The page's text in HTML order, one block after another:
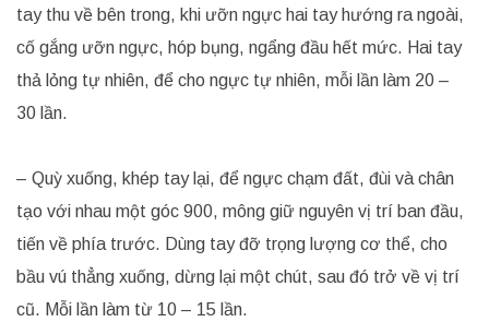
tay thu về bên trong, khi ưỡn ngực hai tay hướng ra ngoài,
cố gắng ưỡn ngực, hóp bụng, ngẩng đầu hết mức. Hai tay
thả lỏng tự nhiên, để cho ngực tự nhiên, mỗi lần làm 20 –
30 lần.
– Quỳ xuống, khép tay lại, để ngực chạm đất, đùi và chân
tạo với nhau một góc 900, mông giữ nguyên vị trí ban đầu,
tiến về phía trước. Dùng tay đỡ trọng lượng cơ thể, cho
bầu vú thẳng xuống, dừng lại một chút, sau đó trở về vị trí
cũ. Mỗi lần làm từ 10 – 15 lần.